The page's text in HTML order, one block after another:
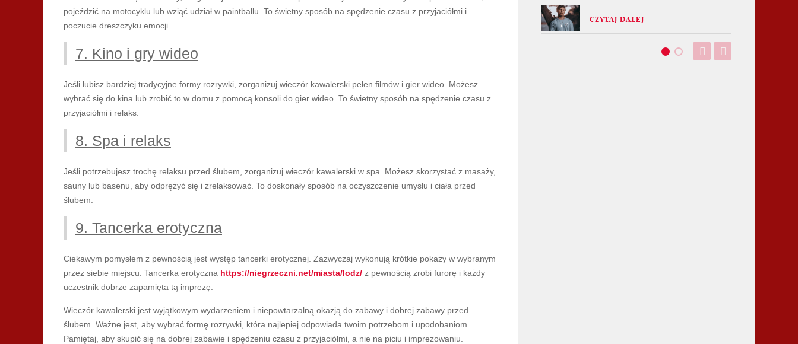
pojeździć na motocyklu lub wziąć udział w paintballu. To świetny sposób na spędzenie czasu z przyjaciółmi i
poczucie dreszczyku emocji.
7. Kino i gry wideo
Jeśli lubisz bardziej tradycyjne formy rozrywki, zorganizuj wieczór kawalerski pełen filmów i gier wideo. Możesz
wybrać się do kina lub zrobić to w domu z pomocą konsoli do gier wideo. To świetny sposób na spędzenie czasu z
przyjaciółmi i relaks.
8. Spa i relaks
Jeśli potrzebujesz trochę relaksu przed ślubem, zorganizuj wieczór kawalerski w spa. Możesz skorzystać z masaży,
sauny lub basenu, aby odprężyć się i zrelaksować. To doskonały sposób na oczyszczenie umysłu i ciała przed
ślubem.
9. Tancerka erotyczna
Ciekawym pomysłem z pewnością jest występ tancerki erotycznej. Zazwyczaj wykonują krótkie pokazy w wybranym
przez siebie miejscu. Tancerka erotyczna https://niegrzeczni.net/miasta/lodz/ z pewnością zrobi furorę i każdy
uczestnik dobrze zapamięta tą imprezę.
Wieczór kawalerski jest wyjątkowym wydarzeniem i niepowtarzalną okazją do zabawy i dobrej zabawy przed
ślubem. Ważne jest, aby wybrać formę rozrywki, która najlepiej odpowiada twoim potrzebom i upodobaniom.
Pamiętaj, aby skupić się na dobrej zabawie i spędzeniu czasu z przyjaciółmi, a nie na piciu i imprezowaniu.
CZYTAJ DALEJ